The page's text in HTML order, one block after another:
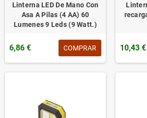
Linterna LED De Mano Con
Asa A Pilas (4 AA) 60
Lumenes 9 Leds (9 Watt.)
6,86 € COMPRAR 10,43 €